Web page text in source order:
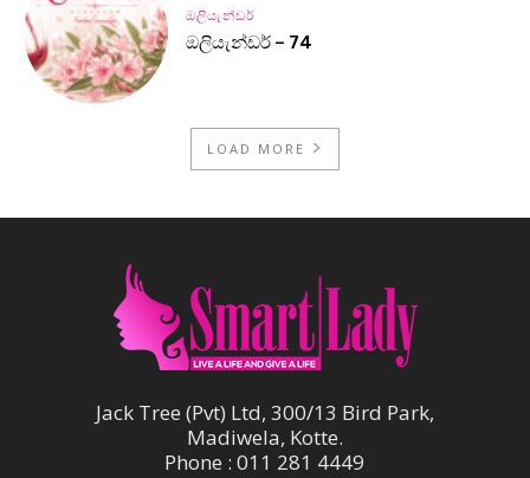
ඔලියැන්ඩර්
ඔලියැන්ඩර් – 74
LOAD MORE
Jack Tree (Pvt) Ltd, 300/13 Bird Park,
Madiwela, Kotte.
Phone : 011 281 4449